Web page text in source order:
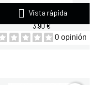
 Vista rápida
SHAKER QUAMTRAX 700 ML...
3,90 €
0 opinión